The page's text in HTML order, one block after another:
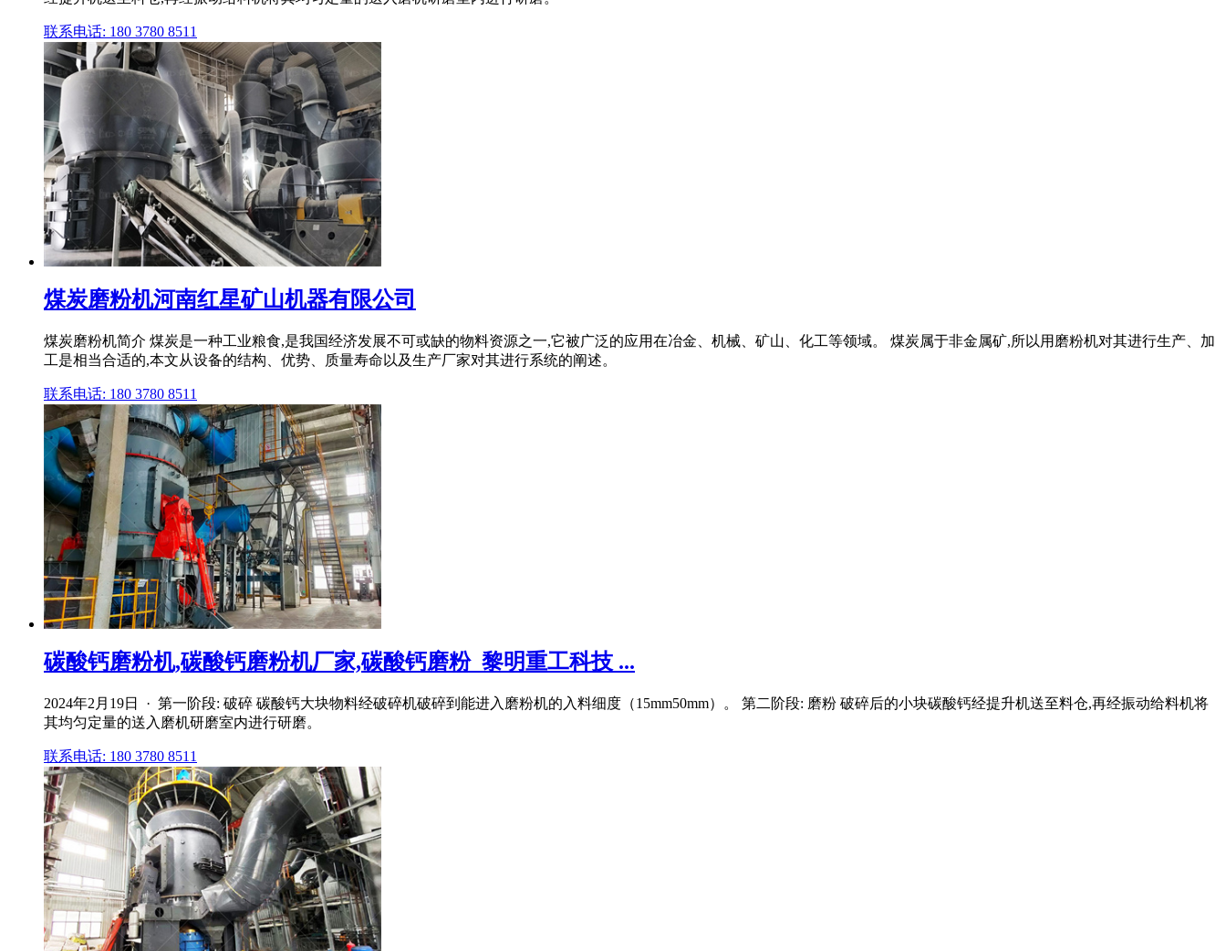
联系电话: 180 3780 8511
煤炭磨粉机河南红星矿山机器有限公司
煤炭磨粉机简介 煤炭是一种工业粮食,是我国经济发展不可或缺的物料资源之一,它被广泛的应用在冶金、机械、矿山、化工等领域。 煤炭属于非金属矿,所以用磨粉机对其进行生产、加
工是相当合适的,本文从设备的结构、优势、质量寿命以及生产厂家对其进行系统的阐述。
联系电话: 180 3780 8511
碳酸钙磨粉机,碳酸钙磨粉机厂家,碳酸钙磨粉_黎明重工科技 ...
2024年2月19日 · 第一阶段: 破碎 碳酸钙大块物料经破碎机破碎到能进入磨粉机的入料细度（15mm50mm）。 第二阶段: 磨粉 破碎后的小块碳酸钙经提升机送至料仓,再经振动给料机将
其均匀定量的送入磨机研磨室内进行研磨。
联系电话: 180 3780 8511